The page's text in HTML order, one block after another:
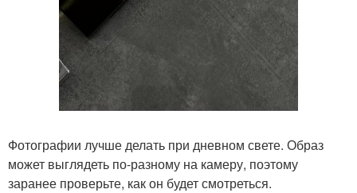
Фотографии лучше делать при дневном свете. Образ
может выглядеть по-разному на камеру, поэтому
заранее проверьте, как он будет смотреться.